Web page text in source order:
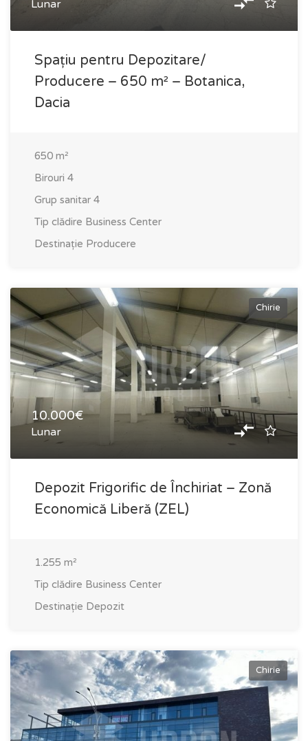
Lunar
Spațiu pentru Depozitare/
Producere – 650 m² – Botanica,
Dacia
650 m²
Birouri 4
Grup sanitar 4
Tip clădire Business Center
Destinație Producere
Chirie
10.000€
Lunar
Depozit Frigorific de Închiriat – Zonă
Economică Liberă (ZEL)
1.255 m²
Tip clădire Business Center
Destinație Depozit
Chirie